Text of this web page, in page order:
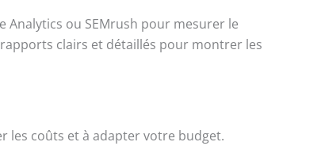
Analytics ou SEMrush pour mesurer le
clairs et détaillés pour montrer les
les coûts et à adapter votre budget.